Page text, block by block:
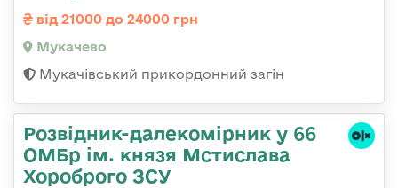
від 21000 до 24000 грн
Мукачево
Мукачівський прикордонний загін
Розвідник-далекомірник у 66
ОМБр ім. князя Мстислава
Хороброго ЗСУ